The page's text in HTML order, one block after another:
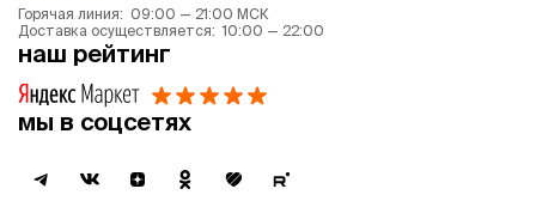
Горячая линия: 09:00 — 21:00 МСК
Доставка осуществляется: 10:00 — 22:00
наш рейтинг
мы в соцсетях